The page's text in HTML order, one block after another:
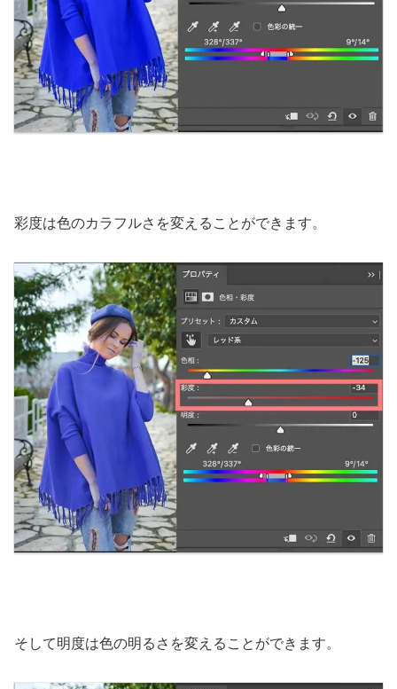
彩度は色のカラフルさを変えることができます。
そして明度は色の明るさを変えることができます。